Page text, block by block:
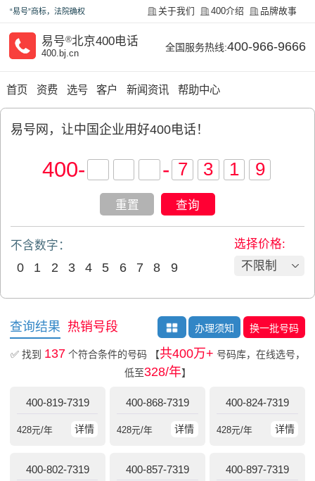
“易号”商标，法院确权 关于我们 400介绍 品牌故事
易号®北京400电话
400.bj.cn
全国服务热线:400-966-9666
首页 资费 选号 客户 新闻资讯 帮助中心
易号网，让中国企业用好400电话！
400- -
重置 查询
不含数字：
0 1 2 3 4 5 6 7 8 9
选择价格:
不限制
查询结果 热销号段 办理须知 换一批号码
✅ 找到 137个符合条件的号码 【共400万+ 号码库，在线选号，
低至328/年】
400-819-7319
详情
428元/年
400-868-7319
详情
428元/年
400-824-7319
详情
428元/年
400-802-7319 400-857-7319 400-897-7319